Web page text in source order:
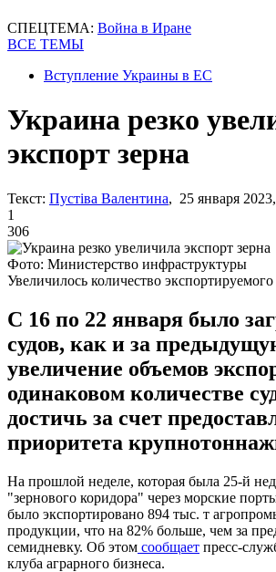
СПЕЦТЕМА: Война в Иране
ВСЕ ТЕМЫ
Вступление Украины в ЕС
Украина резко
экспорт зерна
Текст: Пустіва Валентина, 25 января
1
306
Фото: Министерство инфраструктуры
Увеличилось количество экспортируемого
С 16 по 22 января было
судов, как и за
увеличение объемов
одинаковом количестве
достичь за счет
приоритета
На прошлой неделе, которая была 25-й
"зернового коридора" через морские
было экспортировано 894 тыс. т
продукции, что на 82% больше, чем за
семидневку. Об этом сообщает пресс-
клуба аграрного бизнеса.